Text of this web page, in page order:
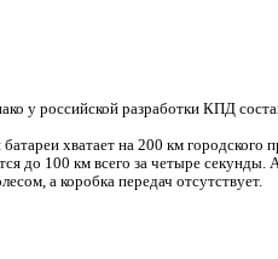
у российской разработки КПД
хватает на 200 км городского
до 100 км всего за четыре
а коробка передач отсутствует.